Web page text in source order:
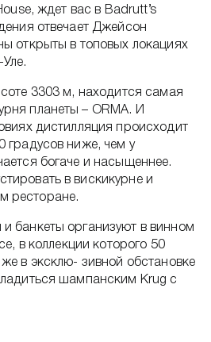
ждет вас в Badrutt’s
отвечает Джейсон
открыты в топовых локациях
3303 м, находится самая
планеты – ORMA. И
дистилляция происходит
градусов ниже, чем у
богаче и насыщеннее.
в вискикурне и
ресторане.
банкеты организуют в винном
в коллекции которого 50
в эксклю- зивной обстановке
шампанским Krug с